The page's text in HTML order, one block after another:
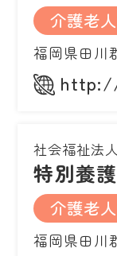
介護老
福岡県田川
社会福祉法
特別養
介護老
福岡県田川